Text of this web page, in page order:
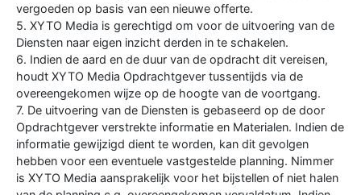
vergoeden op basis van een nieuwe offerte.
5. XYTO Media is gerechtigd om voor de uitvoering van de
Diensten naar eigen inzicht derden in te schakelen.
6. Indien de aard en de duur van de opdracht dit vereisen,
houdt XYTO Media Opdrachtgever tussentijds via de
overeengekomen wijze op de hoogte van de voortgang.
7. De uitvoering van de Diensten is gebaseerd op de door
Opdrachtgever verstrekte informatie en Materialen. Indien de
informatie gewijzigd dient te worden, kan dit gevolgen
hebben voor een eventuele vastgestelde planning. Nimmer
is XYTO Media aansprakelijk voor het bijstellen of niet halen